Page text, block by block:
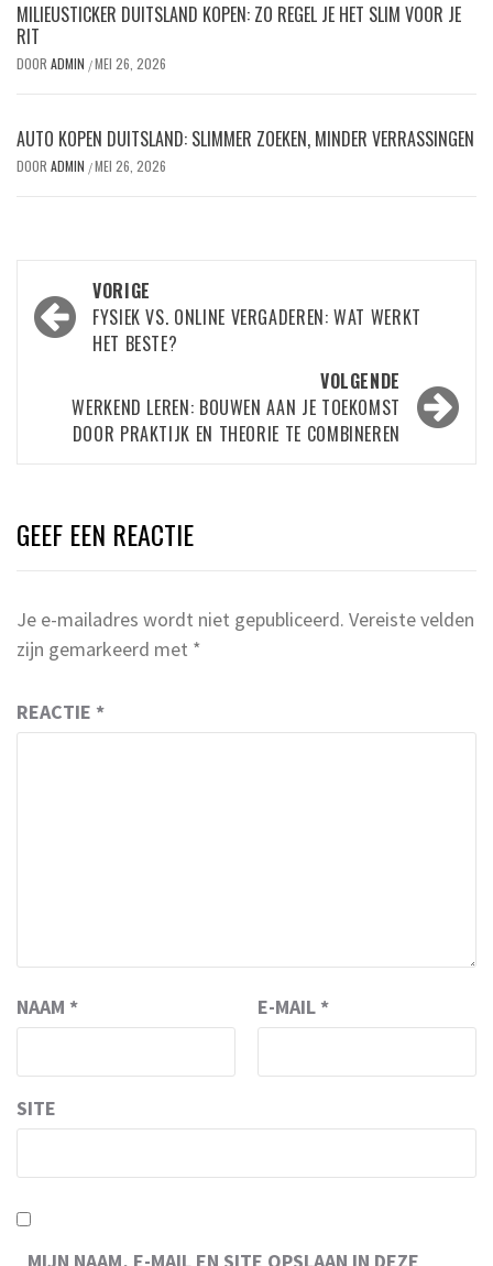
MILIEUSTICKER DUITSLAND KOPEN: ZO REGEL JE HET SLIM VOOR JE
RIT
DOOR ADMIN /MEI 26, 2026
AUTO KOPEN DUITSLAND: SLIMMER ZOEKEN, MINDER VERRASSINGEN
DOOR ADMIN /MEI 26, 2026
Bericht
navigatie
VORIGE
FYSIEK VS. ONLINE VERGADEREN: WAT WERKT
HET BESTE?
VOLGENDE
WERKEND LEREN: BOUWEN AAN JE TOEKOMST
DOOR PRAKTIJK EN THEORIE TE COMBINEREN
GEEF EEN REACTIE
Je e-mailadres wordt niet gepubliceerd. Vereiste velden
zijn gemarkeerd met *
REACTIE *
NAAM * E-MAIL *
SITE